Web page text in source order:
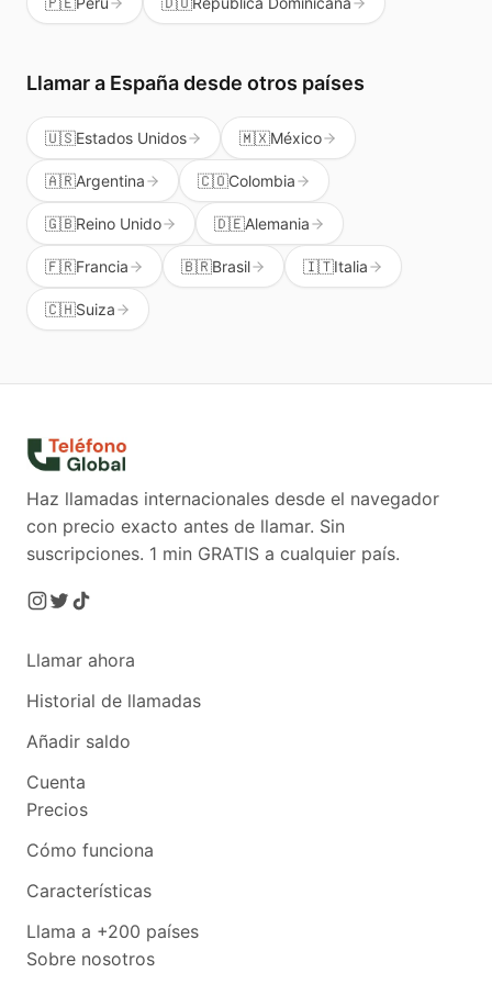
Llamar a Españadesde otros países
🇺🇸Estados Unidos 🇲🇽México
🇦🇷Argentina 🇨🇴Colombia
🇬🇧Reino Unido 🇩🇪Alemania
🇫🇷Francia 🇧🇷Brasil 🇮🇹Italia
🇨🇭Suiza
Haz llamadas internacionales desde el navegador
con precio exacto antes de llamar. Sin
suscripciones. 1 min GRATIS a cualquier país.
Llamar ahora
Historial de llamadas
Añadir saldo
Cuenta
Precios
Cómo funciona
Características
Llama a +200 países
Sobre nosotros